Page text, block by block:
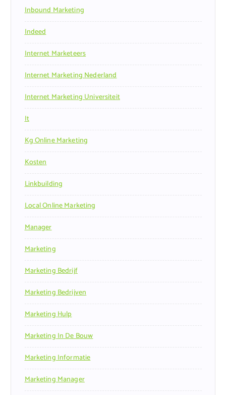
Inbound Marketing
Indeed
Internet Marketeers
Internet Marketing Nederland
Internet Marketing Universiteit
It
Kg Online Marketing
Kosten
Linkbuilding
Local Online Marketing
Manager
Marketing
Marketing Bedrijf
Marketing Bedrijven
Marketing Hulp
Marketing In De Bouw
Marketing Informatie
Marketing Manager